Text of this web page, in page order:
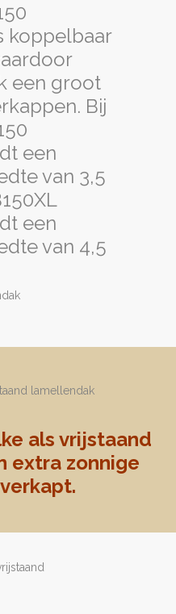
koppelbaar
een groot
Bij
een
van 3,5
een
van 4,5
als vrijstaand
extra zonnige